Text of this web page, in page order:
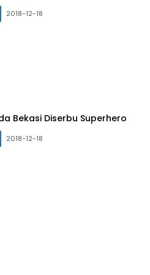
2018-12-18
Bekasi Diserbu Superhero
2018-12-18